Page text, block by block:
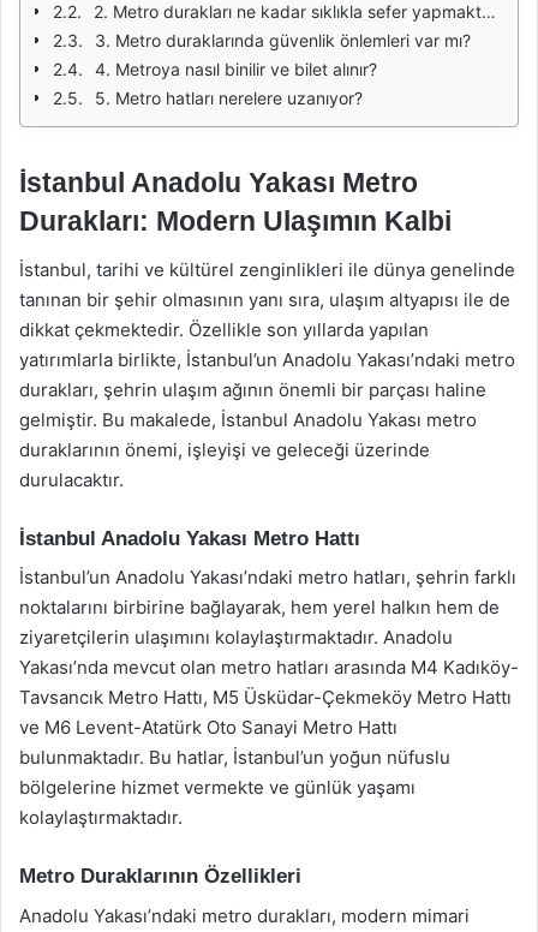
2. Metro durakları ne kadar sıklıkla sefer yapmaktadır?
3. Metro duraklarında güvenlik önlemleri var mı?
4. Metroya nasıl binilir ve bilet alınır?
5. Metro hatları nerelere uzanıyor?
İstanbul Anadolu Yakası Metro
Durakları: Modern Ulaşımın Kalbi
İstanbul, tarihi ve kültürel zenginlikleri ile dünya genelinde
tanınan bir şehir olmasının yanı sıra, ulaşım altyapısı ile de
dikkat çekmektedir. Özellikle son yıllarda yapılan
yatırımlarla birlikte, İstanbul’un Anadolu Yakası’ndaki metro
durakları, şehrin ulaşım ağının önemli bir parçası haline
gelmiştir. Bu makalede, İstanbul Anadolu Yakası metro
duraklarının önemi, işleyişi ve geleceği üzerinde
durulacaktır.
İstanbul Anadolu Yakası Metro Hattı
İstanbul’un Anadolu Yakası’ndaki metro hatları, şehrin farklı
noktalarını birbirine bağlayarak, hem yerel halkın hem de
ziyaretçilerin ulaşımını kolaylaştırmaktadır. Anadolu
Yakası’nda mevcut olan metro hatları arasında M4 Kadıköy-
Tavsancık Metro Hattı, M5 Üsküdar-Çekmeköy Metro Hattı
ve M6 Levent-Atatürk Oto Sanayi Metro Hattı
bulunmaktadır. Bu hatlar, İstanbul’un yoğun nüfuslu
bölgelerine hizmet vermekte ve günlük yaşamı
kolaylaştırmaktadır.
Metro Duraklarının Özellikleri
Anadolu Yakası’ndaki metro durakları, modern mimari